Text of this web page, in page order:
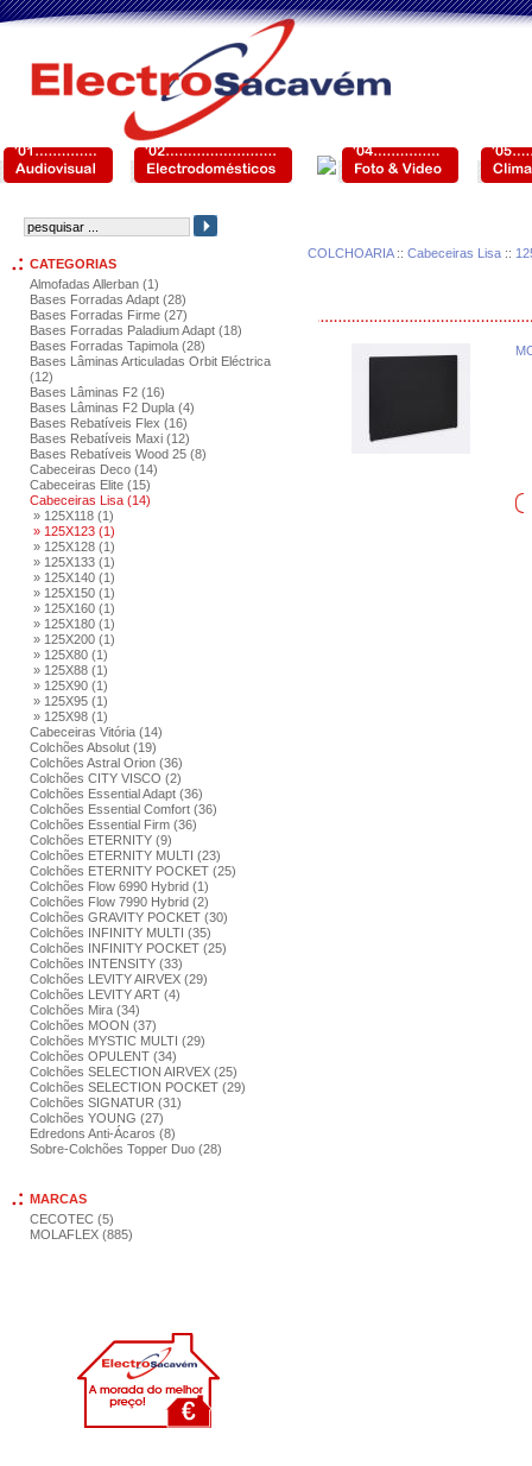
CATEGORIAS
Almofadas Allerban (1)
Bases Forradas Adapt (28)
Bases Forradas Firme (27)
Bases Forradas Paladium Adapt (18)
Bases Forradas Tapimola (28)
Bases Lâminas Articuladas Orbit Eléctrica
(12)
Bases Lâminas F2 (16)
Bases Lâminas F2 Dupla (4)
Bases Rebatíveis Flex (16)
Bases Rebatíveis Maxi (12)
Bases Rebatíveis Wood 25 (8)
Cabeceiras Deco (14)
Cabeceiras Elite (15)
Cabeceiras Lisa (14)
» 125X118 (1)
» 125X123 (1)
» 125X128 (1)
» 125X133 (1)
» 125X140 (1)
» 125X150 (1)
» 125X160 (1)
» 125X180 (1)
» 125X200 (1)
» 125X80 (1)
» 125X88 (1)
» 125X90 (1)
» 125X95 (1)
» 125X98 (1)
Cabeceiras Vitória (14)
Colchões Absolut (19)
Colchões Astral Orion (36)
Colchões CITY VISCO (2)
Colchões Essential Adapt (36)
Colchões Essential Comfort (36)
Colchões Essential Firm (36)
Colchões ETERNITY (9)
Colchões ETERNITY MULTI (23)
Colchões ETERNITY POCKET (25)
Colchões Flow 6990 Hybrid (1)
Colchões Flow 7990 Hybrid (2)
Colchões GRAVITY POCKET (30)
Colchões INFINITY MULTI (35)
Colchões INFINITY POCKET (25)
Colchões INTENSITY (33)
Colchões LEVITY AIRVEX (29)
Colchões LEVITY ART (4)
Colchões Mira (34)
Colchões MOON (37)
Colchões MYSTIC MULTI (29)
Colchões OPULENT (34)
Colchões SELECTION AIRVEX (25)
Colchões SELECTION POCKET (29)
Colchões SIGNATUR (31)
Colchões YOUNG (27)
Edredons Anti-Ácaros (8)
Sobre-Colchões Topper Duo (28)
MARCAS
CECOTEC (5)
MOLAFLEX (885)
COLCHOARIA:: Cabeceiras Lisa ::